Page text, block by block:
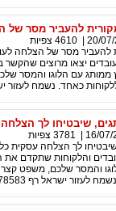
להעביר מסר של
20/
4610 צפיות
מסר של הצלחה
יצאו מרוצים שהקשר
עם הלוגו והמסר
כאחד. נשמח לעזור ישראל רף
שיבטיחו לך
16/07/
3781 צפיות
לך הצלחה
והלקוחות שתקדם את
והמסר שלכם, משפט קצר
ישראל רף 052-2978583